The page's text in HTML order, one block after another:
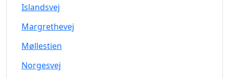
Islandsvej
Margrethevej
Møllestien
Norgesvej